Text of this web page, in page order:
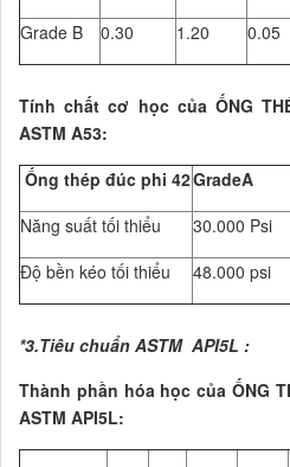
Grade B 0.30 1.20 0.05
Tính chất cơ học của ỐNG
ASTM A53:
Ống thép đúc phi 42GradeA
Năng suất tối thiểu
30.000 Psi
Độ bền kéo tối thiểu
48.000 psi
*3.Tiêu chuẩn ASTM API5L :
Thành phần hóa học của ỐNG
ASTM API5L: